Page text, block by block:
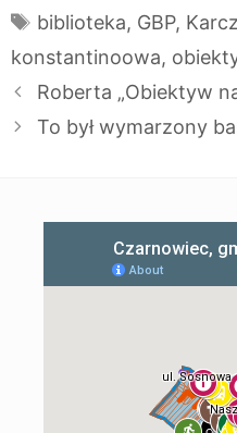
Tagi
biblioteka, GBP,
konstantinoowa,
Roberta „Obiektyw
To był wymarzony